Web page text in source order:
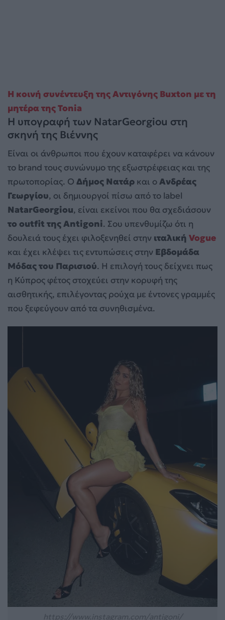
Η κοινή συνέντευξη της Αντιγόνης Buxton με τη
μητέρα της Tonia
Η υπογραφή των NatarGeorgiou στη
σκηνή της Βιέννης
Είναι οι άνθρωποι που έχουν καταφέρει να κάνουν
το brand τους συνώνυμο της εξωστρέφειας και της
πρωτοπορίας. Ο Δήμος Νατάρ και οΑνδρέας
Γεωργίου, οι δημιουργοί πίσω από το label
NatarGeorgiou, είναι εκείνοι που θα σχεδιάσουν
το outfit της Antigoni. Σου υπενθυμίζω ότι η
δουλειά τους έχει φιλοξενηθεί στην ιταλική Vogue
και έχει κλέψει τις εντυπώσεις στην Εβδομάδα
Μόδας του Παρισιού. Η επιλογή τους δείχνει πως
η Κύπρος φέτος στοχεύει στην κορυφή της
αισθητικής, επιλέγοντας ρούχα με έντονες γραμμές
που ξεφεύγουν από τα συνηθισμένα.